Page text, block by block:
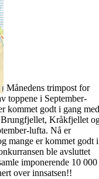
Månedens trimpost for
toppene i September-
kommet godt i gang med
Kråkfjellet
lufta. Nå er
mange er kommet godt i
ble avsluttet
imponerende 10 000
over innsatsen!!